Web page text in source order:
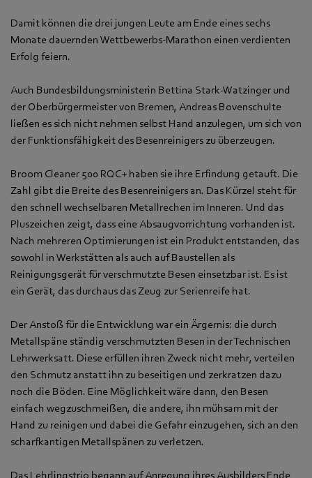
Damit können die drei jungen Leute am Ende eines sechs
Monate dauernden Wettbewerbs-Marathon einen verdienten
Erfolg feiern.
Auch Bundesbildungsministerin Bettina Stark-Watzinger und
der Oberbürgermeister von Bremen, Andreas Bovenschulte
ließen es sich nicht nehmen selbst Hand anzulegen, um sich von
der Funktionsfähigkeit des Besenreinigers zu überzeugen.
Broom Cleaner 500 RQC+ haben sie ihre Erfindung getauft. Die
Zahl gibt die Breite des Besenreinigers an. Das Kürzel steht für
den schnell wechselbaren Metallrechen im Inneren. Und das
Pluszeichen zeigt, dass eine Absaugvorrichtung vorhanden ist.
Nach mehreren Optimierungen ist ein Produkt entstanden, das
sowohl in Werkstätten als auch auf Baustellen als
Reinigungsgerät für verschmutzte Besen einsetzbar ist. Es ist
ein Gerät, das durchaus das Zeug zur Serienreife hat.
Der Anstoß für die Entwicklung war ein Ärgernis: die durch
Metallspäne ständig verschmutzten Besen in der Technischen
Lehrwerksatt. Diese erfüllen ihren Zweck nicht mehr, verteilen
den Schmutz anstatt ihn zu beseitigen und zerkratzen dazu
noch die Böden. Eine Möglichkeit wäre dann, den Besen
einfach wegzuschmeißen, die andere, ihn mühsam mit der
Hand zu reinigen und dabei die Gefahr einzugehen, sich an den
scharfkantigen Metallspänen zu verletzen.
Das Lehrlingstrio begann auf Anregung ihres Ausbilders Ende